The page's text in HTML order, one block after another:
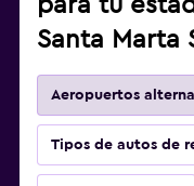
para tu
Santa Marta
Aeropuertos
Tipos de autos de